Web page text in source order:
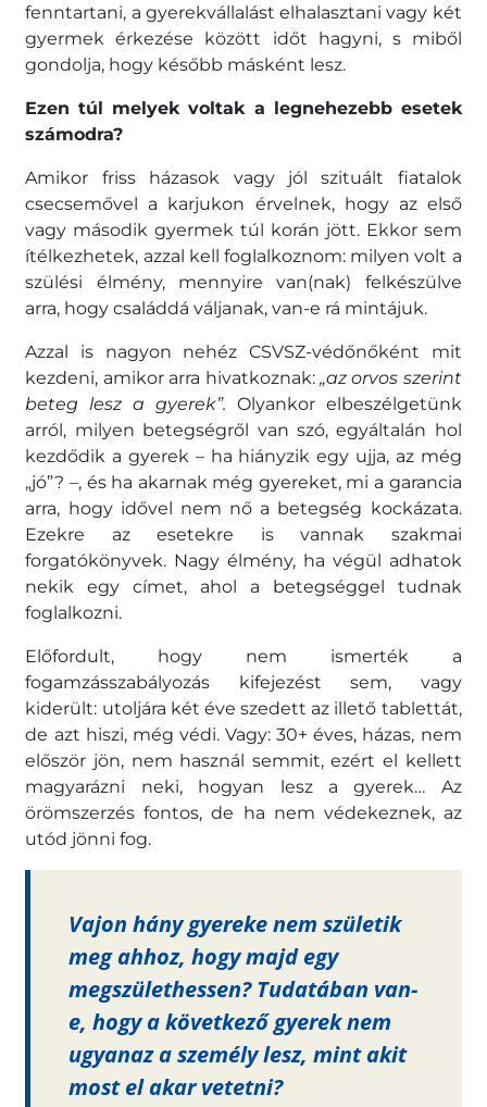
fenntartani, a gyerekvállalást elhalasztani vagy két
gyermek érkezése között időt hagyni, s miből
gondolja, hogy később másként lesz.
Ezen túl melyek voltak a legnehezebb esetek
számodra?
Amikor friss házasok vagy jól szituált fiatalok
csecsemővel a karjukon érvelnek, hogy az első
vagy második gyermek túl korán jött. Ekkor sem
ítélkezhetek, azzal kell foglalkoznom: milyen volt a
szülési élmény, mennyire van(nak) felkészülve
arra, hogy családdá váljanak, van-e rá mintájuk.
Azzal is nagyon nehéz CSVSZ-védőnőként mit
kezdeni, amikor arra hivatkoznak: „az orvos szerint
beteg lesz a gyerek”. Olyankor elbeszélgetünk
arról, milyen betegségről van szó, egyáltalán hol
kezdődik a gyerek – ha hiányzik egy ujja, az még
„jó”? –, és ha akarnak még gyereket, mi a garancia
arra, hogy idővel nem nő a betegség kockázata.
Ezekre az esetekre is vannak szakmai
forgatókönyvek. Nagy élmény, ha végül adhatok
nekik egy címet, ahol a betegséggel tudnak
foglalkozni.
Előfordult, hogy nem ismerték a
fogamzásszabályozás kifejezést sem, vagy
kiderült: utoljára két éve szedett az illető tablettát,
de azt hiszi, még védi. Vagy: 30+ éves, házas, nem
először jön, nem használ semmit, ezért el kellett
magyarázni neki, hogyan lesz a gyerek… Az
örömszerzés fontos, de ha nem védekeznek, az
utód jönni fog.
Vajon hány gyereke nem születik
meg ahhoz, hogy majd egy
megszülethessen? Tudatában van-
e, hogy a következő gyerek nem
ugyanaz a személy lesz, mint akit
most el akar vetetni?